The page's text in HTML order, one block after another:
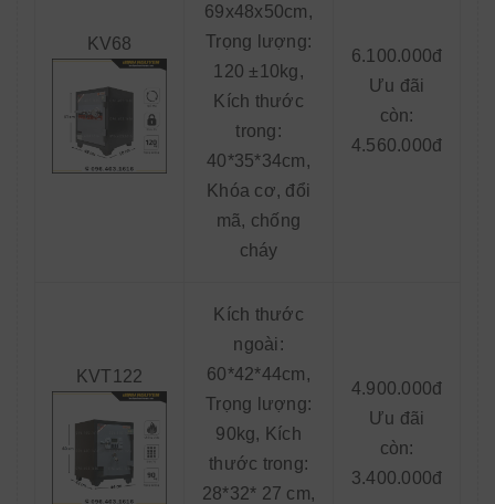
KV68
69x48x50cm,
Trọng lượng:
120 ±10kg,
Kích thước
trong:
40*35*34cm,
Khóa cơ, đổi
mã, chống
cháy
6.100.000đ
Ưu đãi
còn:
4.560.000đ
KVT122
Kích thước
ngoài:
60*42*44cm,
Trọng lượng:
90kg, Kích
thước trong:
28*32* 27 cm,
4.900.000đ
Ưu đãi
còn:
3.400.000đ